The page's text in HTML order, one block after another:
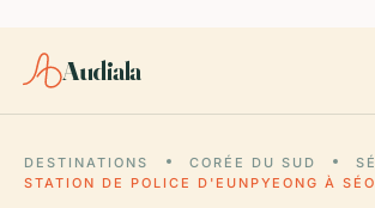
Audiala
DESTINATIONS CORÉE DU SUD
STATION DE POLICE D'EUNPYEONG À